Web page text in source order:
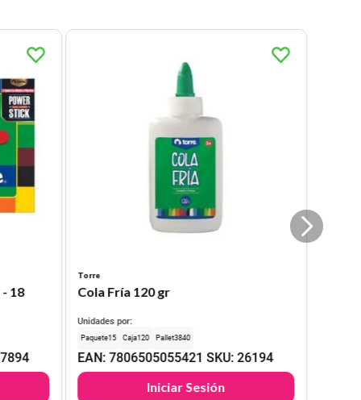
18
Torre
Cola Fría 120 gr
Unidades por:
15 120 3840
EAN:7806505055421 SKU:26194
Iniciar Sesión